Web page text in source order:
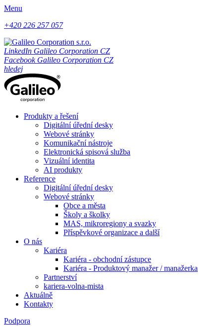
Menu
+420 226 257 057
LinkedIn Galileo Corporation CZ
Facebook Galileo Corporation CZ
hledej
Produkty a řešení
Digitální úřední desky
Webové stránky
Komunikační nástroje
Elektronická spisová služba
Vizuální identita
AI produkty
Reference
Digitální úřední desky
Webové stránky
Obce a města
Školy a školky
MAS, mikroregiony a svazky
Příspěvkové organizace a další
O nás
Kariéra
Kariéra - obchodní zástupce
Kariéra - Produktový manažer / manažerka
Partnerství
kariera-volna-mista
Aktuálně
Kontakty
Podpora